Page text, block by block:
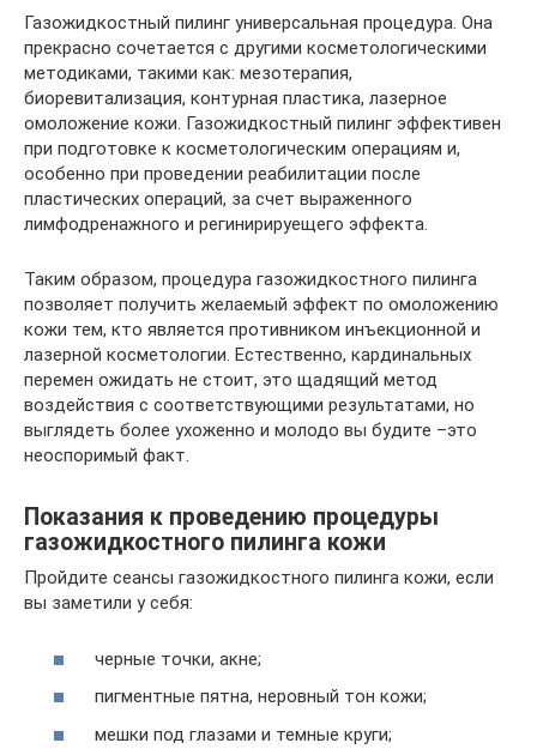
Газожидкостный пилинг универсальная процедура. Она
прекрасно сочетается с другими косметологическими
методиками, такими как: мезотерапия,
биоревитализация, контурная пластика, лазерное
омоложение кожи. Газожидкостный пилинг эффективен
при подготовке к косметологическим операциям и,
особенно при проведении реабилитации после
пластических операций, за счет выраженного
лимфодренажного и регинирируещего эффекта.
Таким образом, процедура газожидкостного пилинга
позволяет получить желаемый эффект по омоложению
кожи тем, кто является противником инъекционной и
лазерной косметологии. Естественно, кардинальных
перемен ожидать не стоит, это щадящий метод
воздействия с соответствующими результатами, но
выглядеть более ухоженно и молодо вы будите –это
неоспоримый факт.
Показания к проведению процедуры
газожидкостного пилинга кожи
Пройдите сеансы газожидкостного пилинга кожи, если
вы заметили у себя:
черные точки, акне;
пигментные пятна, неровный тон кожи;
мешки под глазами и темные круги;